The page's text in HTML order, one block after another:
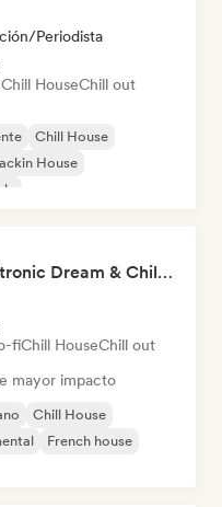
Periodista
Chill HouseChill out
Chill House
House
Aaron Decay (Electronic Dream & Chill Electronic Dream playlists)
fiChill HouseChill out
mayor impacto
Chill House
French house